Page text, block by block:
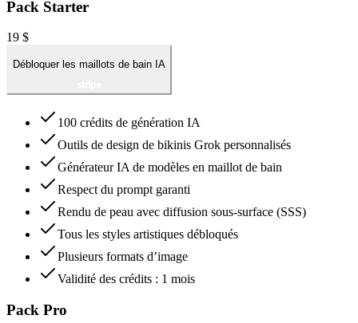
Pack Starter
19 $
Débloquer les maillots de bain IA
100 crédits de génération IA
Outils de design de bikinis Grok personnalisés
Générateur IA de modèles en maillot de bain
Respect du prompt garanti
Rendu de peau avec diffusion sous-surface (SSS)
Tous les styles artistiques débloqués
Plusieurs formats d’image
Validité des crédits : 1 mois
Pack Pro